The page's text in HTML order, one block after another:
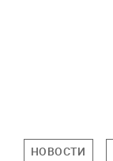
НОВОСТИ